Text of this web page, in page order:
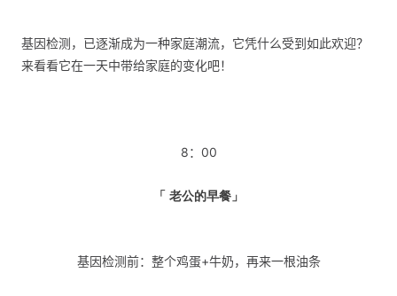
基因检测，已逐渐成为一种家庭潮流，它凭什么受到如此欢迎？
来看看它在一天中带给家庭的变化吧！
8：00
「 老公的早餐」
基因检测前：整个鸡蛋+牛奶，再来一根油条